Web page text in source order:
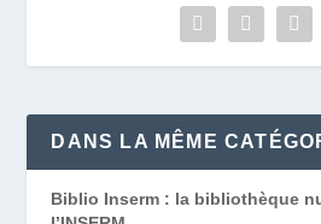
DANS LA MÊME
Biblio Inserm : la bibliothèque